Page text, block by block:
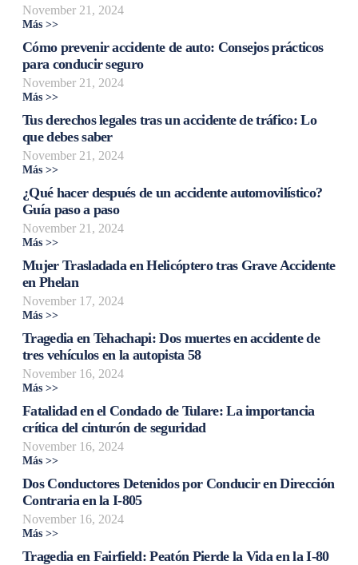
November 21, 2024
Más >>
Cómo prevenir accidente de auto: Consejos prácticos
para conducir seguro
November 21, 2024
Más >>
Tus derechos legales tras un accidente de tráfico: Lo
que debes saber
November 21, 2024
Más >>
¿Qué hacer después de un accidente automovilístico?
Guía paso a paso
November 21, 2024
Más >>
Mujer Trasladada en Helicóptero tras Grave Accidente
en Phelan
November 17, 2024
Más >>
Tragedia en Tehachapi: Dos muertes en accidente de
tres vehículos en la autopista 58
November 16, 2024
Más >>
Fatalidad en el Condado de Tulare: La importancia
crítica del cinturón de seguridad
November 16, 2024
Más >>
Dos Conductores Detenidos por Conducir en Dirección
Contraria en la I-805
November 16, 2024
Más >>
Tragedia en Fairfield: Peatón Pierde la Vida en la I-80